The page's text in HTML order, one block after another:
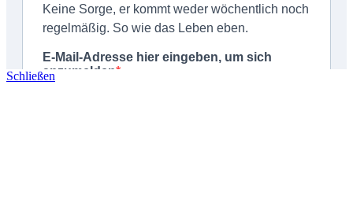
Schließen